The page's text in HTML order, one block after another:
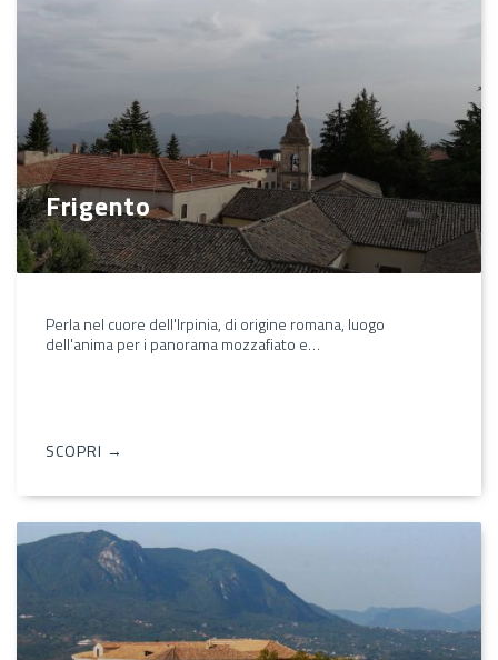
Frigento
Perla nel cuore dell'Irpinia, di origine romana, luogo
dell'anima per i panorama mozzafiato e…
SCOPRI →